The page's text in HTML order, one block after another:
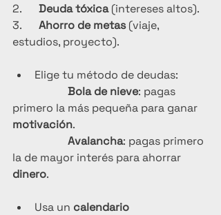
2. Deuda tóxica (intereses altos).
3. Ahorro de metas (viaje,
estudios, proyecto).
Elige tu método de deudas:
Bola de nieve: pagas
primero la más pequeña para ganar
motivación.
Avalancha: pagas primero
la de mayor interés para ahorrar
dinero.
Usa un calendario